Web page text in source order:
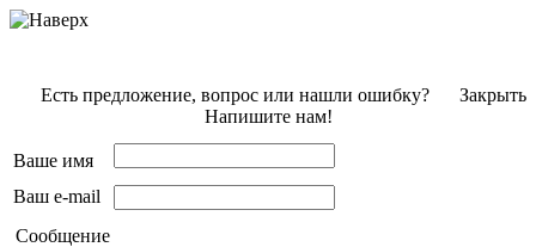
Закрыть
Есть предложение, вопрос или нашли ошибку?
Напишите нам!
Ваше имя
Ваш e-mail
Сообщение